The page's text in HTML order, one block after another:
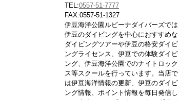
TEL:0557-51-7777
FAX:0557-51-1327
伊豆海洋公園ルビーナダイバーズでは
伊豆のダイビングを中心におすすめな
ダイビングツアーや伊豆の格安ダイビ
ングライセンス、伊豆での体験ダイビ
ング、伊豆海洋公園でのナイトロック
ス等スクールを行っています。当店で
は伊豆海洋情報の更新、伊豆のダイビ
ング情報、ポイント情報を毎日発信し